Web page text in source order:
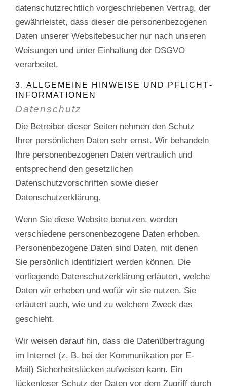
datenschutzrechtlich vorgeschriebenen Vertrag, der
gewährleistet, dass dieser die personenbezogenen
Daten unserer Websitebesucher nur nach unseren
Weisungen und unter Einhaltung der DSGVO
verarbeitet.
3. ALLGEMEINE HINWEISE UND PFLICHT­
INFORMATIONEN
Datenschutz
Die Betreiber dieser Seiten nehmen den Schutz
Ihrer persönlichen Daten sehr ernst. Wir behandeln
Ihre personenbezogenen Daten vertraulich und
entsprechend den gesetzlichen
Datenschutzvorschriften sowie dieser
Datenschutzerklärung.
Wenn Sie diese Website benutzen, werden
verschiedene personenbezogene Daten erhoben.
Personenbezogene Daten sind Daten, mit denen
Sie persönlich identifiziert werden können. Die
vorliegende Datenschutzerklärung erläutert, welche
Daten wir erheben und wofür wir sie nutzen. Sie
erläutert auch, wie und zu welchem Zweck das
geschieht.
Wir weisen darauf hin, dass die Datenübertragung
im Internet (z. B. bei der Kommunikation per E-
Mail) Sicherheitslücken aufweisen kann. Ein
lückenloser Schutz der Daten vor dem Zugriff durch